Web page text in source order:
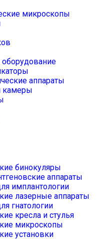
микроскопы
оборудование
аппараты
камеры
бинокуляры
аппараты
имплантологии
лазерные аппараты
гнатологии
кресла и стулья
микроскопы
установки